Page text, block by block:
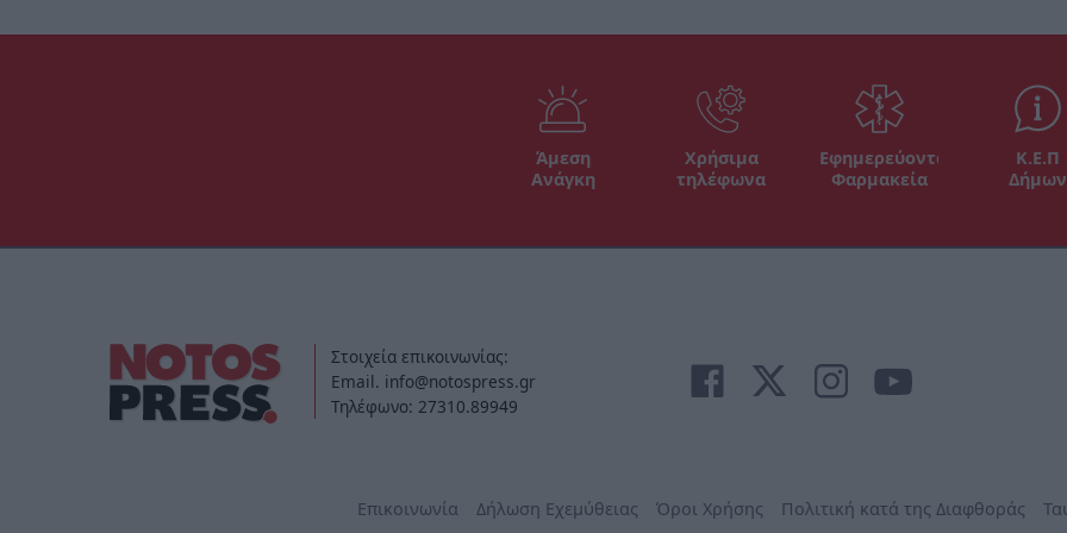
Άμεση
Ανάγκη
Χρήσιμα
τηλέφωνα
Εφημερεύοντα
Φαρμακεία
Κ.Ε.Π
Δήμων
Στοιχεία επικοινωνίας:
Email. info@notospress.gr
Τηλέφωνο: 27310.89949
Επικοινωνία Δήλωση Εχεμύθειας Όροι Χρήσης Πολιτική κατά της Διαφθοράς